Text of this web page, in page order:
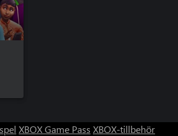
SEPARAT) OCH ALLA
XBOX Game Pass XBOX-tillbehör